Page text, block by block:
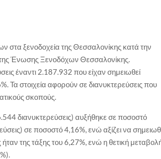
στα ξενοδοχεία της Θεσσαλονίκης κατά την
Ένωσης Ξενοδόχων Θεσσαλονίκης.
έναντι 2.187.932 που είχαν σημειωθεί
Τα στοιχεία αφορούν σε διανυκτερεύσεις που
σκοπούς.
διανυκτερεύσεις) αυξήθηκε σε ποσοστό
σε ποσοστό 4,16%, ενώ αξίζει να
της τάξης του 6,27%, ενώ η θετική